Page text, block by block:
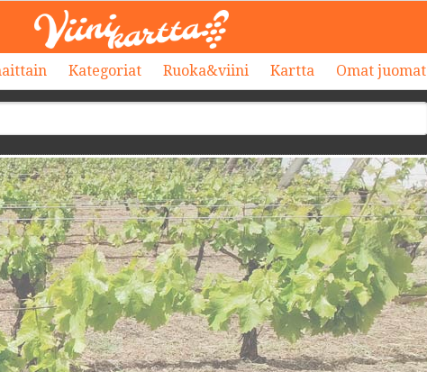
Kategoriat Ruoka&viini Kartta Omat juomat